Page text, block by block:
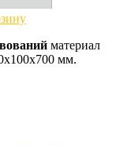
материал
мм.